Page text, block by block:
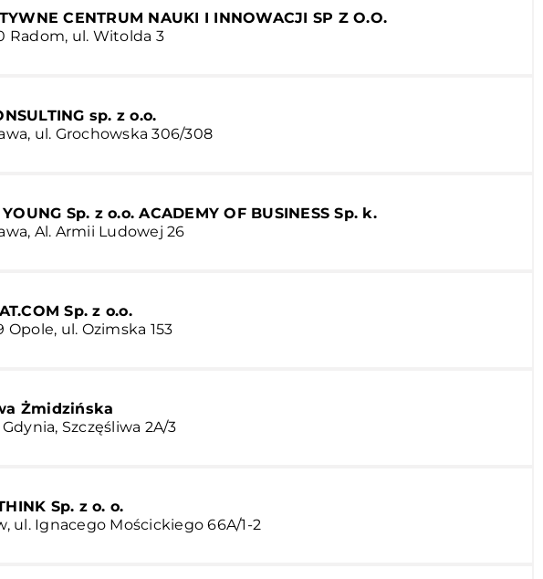
CENTRUM NAUKI I INNOWACJI SP Z O.O.
Radom, ul. Witolda 3
sp. z o.o.
ul. Grochowska 306/308
YOUNG Sp. z o.o. ACADEMY OF BUSINESS Sp. k.
Al. Armii Ludowej 26
Sp. z o.o.
Opole, ul. Ozimska 153
Żmidzińska
Gdynia, Szczęśliwa 2A/3
Sp. z o. o.
ul. Ignacego Mościckiego 66A/1-2